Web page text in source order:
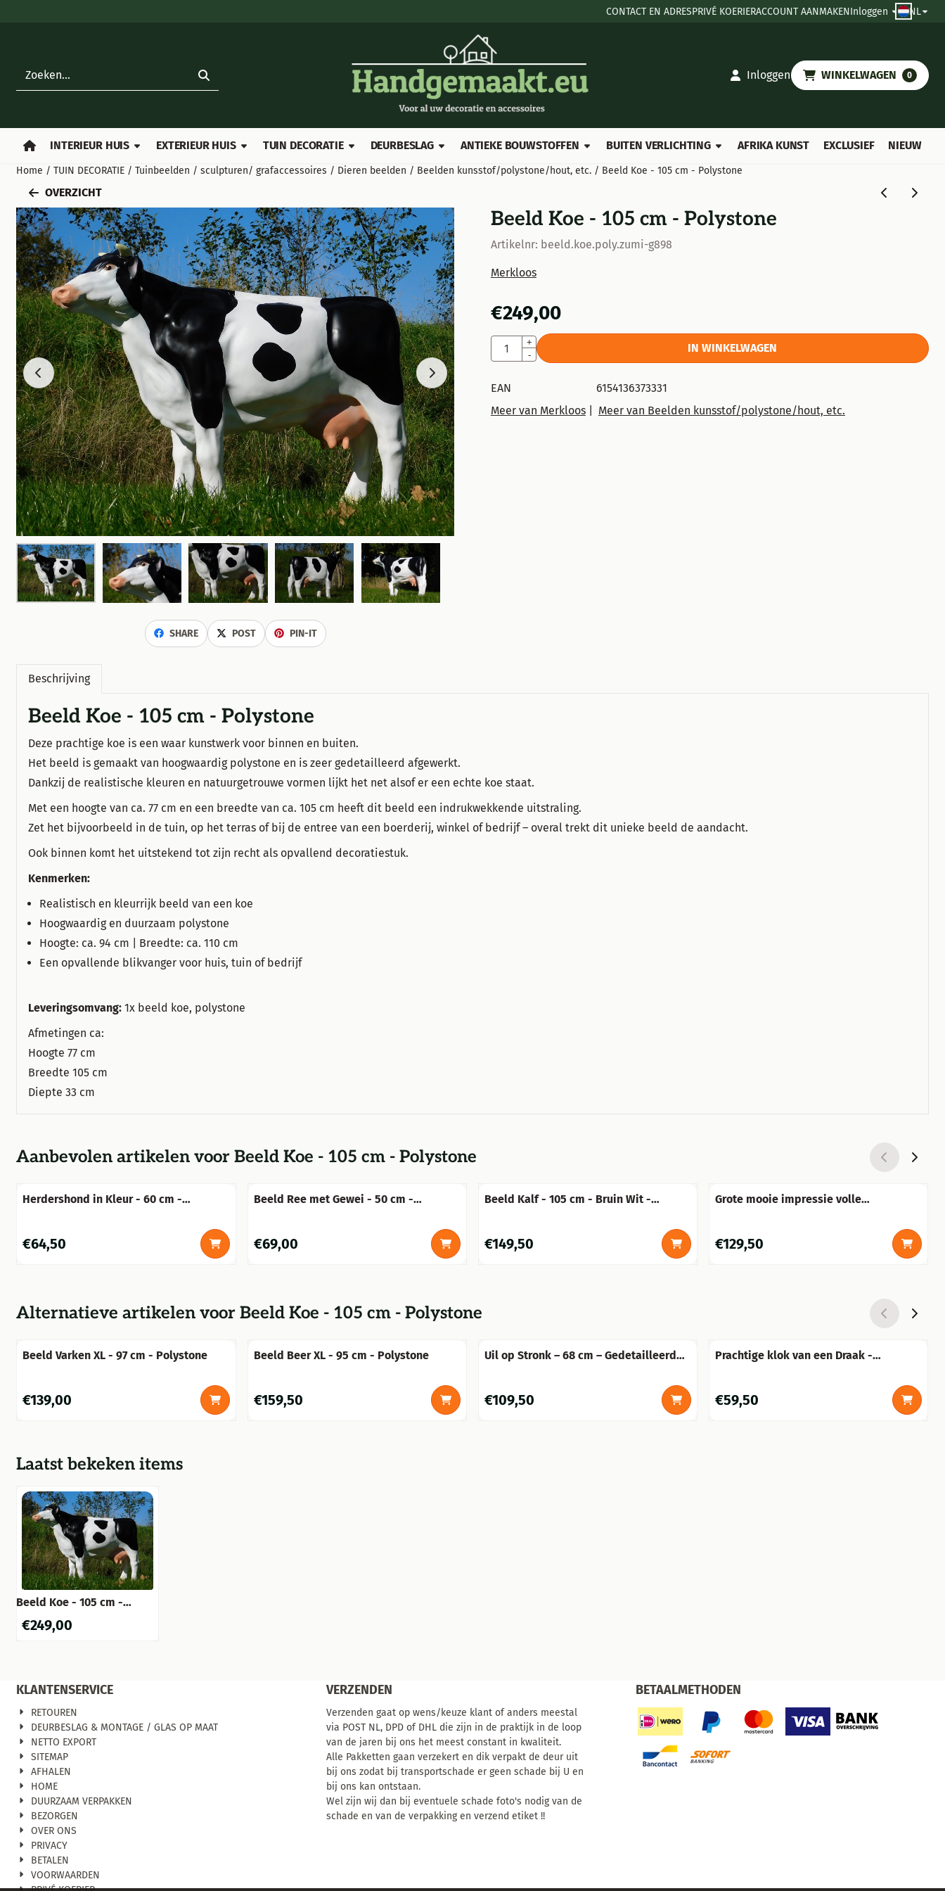
CONTACT EN ADRESPRIVÉ KOERIERACCOUNT AANMAKENInloggen NL
Zoeken
Inloggen WINKELWAGEN 0
INTERIEUR HUIS EXTERIEUR HUIS TUIN DECORATIE DEURBESLAG ANTIEKE BOUWSTOFFEN BUITEN VERLICHTING AFRIKA KUNST EXCLUSIEF NIEUW
Home / TUIN DECORATIE / Tuinbeelden / sculpturen/ grafaccessoires / Dieren beelden / Beelden kunsstof/polystone/hout, etc. / Beeld Koe - 105 cm - Polystone
OVERZICHT
SHARE POST PIN-IT
Beeld Koe - 105 cm - Polystone
Artikelnr: beeld.koe.poly.zumi-g898
Merkloos
€249,00
Aantal
+
-
IN WINKELWAGEN
EAN
6154136373331
Meer van Merkloos| Meer van Beelden kunsstof/polystone/hout, etc.
Beschrijving
Beeld Koe - 105 cm - Polystone
Deze prachtige koe is een waar kunstwerk voor binnen en buiten.
Het beeld is gemaakt van hoogwaardig polystone en is zeer gedetailleerd afgewerkt.
Dankzij de realistische kleuren en natuurgetrouwe vormen lijkt het net alsof er een echte koe staat.
Met een hoogte van ca. 77 cm en een breedte van ca. 105 cm heeft dit beeld een indrukwekkende uitstraling.
Zet het bijvoorbeeld in de tuin, op het terras of bij de entree van een boerderij, winkel of bedrijf – overal trekt dit unieke beeld de aandacht.
Ook binnen komt het uitstekend tot zijn recht als opvallend decoratiestuk.
Kenmerken:
Realistisch en kleurrijk beeld van een koe
Hoogwaardig en duurzaam polystone
Hoogte: ca. 94 cm | Breedte: ca. 110 cm
Een opvallende blikvanger voor huis, tuin of bedrijf
Leveringsomvang:1x beeld koe, polystone
Afmetingen ca:
Hoogte 77 cm
Breedte 105 cm
Diepte 33 cm
Aanbevolen artikelen voorBeeld Koe - 105 cm - Polystone
Herdershond in Kleur - 60 cm -
Prijs: 64,50
€64,50
Beeld Ree met Gewei - 50 cm -
Prijs: 69,00
€69,00
Beeld Kalf - 105 cm - Bruin Wit -
Prijs: 149,50
€149,50
Grote mooie impressie volle
Prijs: 129,50
€129,50
Alternatieve artikelen voorBeeld Koe - 105 cm - Polystone
Beeld Varken XL - 97 cm - Polystone
Prijs: 139,00
€139,00
Beeld Beer XL - 95 cm - Polystone
Prijs: 159,50
€159,50
Uil op Stronk – 68 cm – Gedetailleerd
Prijs: 109,50
€109,50
Prachtige klok van een Draak -
Prijs: 59,50
€59,50
Laatst bekeken items
Beeld Koe - 105 cm -
€249,00
KLANTENSERVICE
RETOUREN
DEURBESLAG & MONTAGE / GLAS OP MAAT
NETTO EXPORT
SITEMAP
AFHALEN
HOME
DUURZAAM VERPAKKEN
BEZORGEN
OVER ONS
PRIVACY
BETALEN
VOORWAARDEN
VERZENDEN
Verzenden gaat op wens/keuze klant of anders meestal
via POST NL, DPD of DHL die zijn in de praktijk in de loop
van de jaren bij ons het meest constant in kwaliteit.
Alle Pakketten gaan verzekert en dik verpakt de deur uit
bij ons zodat bij transportschade er geen schade bij U en
bij ons kan ontstaan.
Wel zijn wij dan bij eventuele schade foto's nodig van de
schade en van de verpakking en verzend etiket !!
BETAALMETHODEN